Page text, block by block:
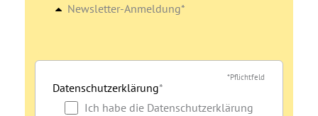
Newsletter-Anmeldung*
*Pflichtfeld
Datenschutzerklärung*
Ich habe die Datenschutzerklärung